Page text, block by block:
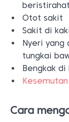
Otot sakit
Sakit di
Nyeri yang
tungkai
Bengkak
Kesemutan
Cara